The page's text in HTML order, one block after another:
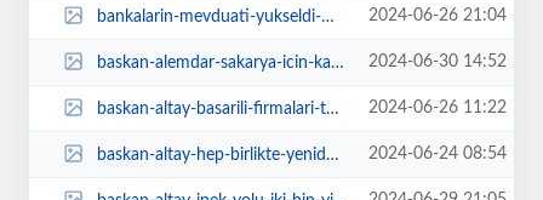
bankalarin-mevduati-yukseldi-NpNPm9CU.jpg 2024-06-26 21:04
baskan-alemdar-sakarya-icin-kampta-gorusmeler-yapacak-R4pOgD6b.jpg 2024-06-30 14:52
baskan-altay-basarili-firmalari-tebrik-etti-Px4XBjQM.jpg 2024-06-26 11:22
baskan-altay-hep-birlikte-yeniden-buyuk-bir-basari-hikayesi-yazacagiz-Ckx9Vrj... 2024-06-24 08:54